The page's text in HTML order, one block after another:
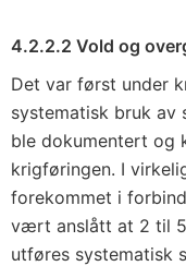
4.2.2.2 Vold og
Det var først under
systematisk bruk av
ble dokumentert og
krigføringen. I
forekommet i
vært anslått at 2 til
utføres systematisk